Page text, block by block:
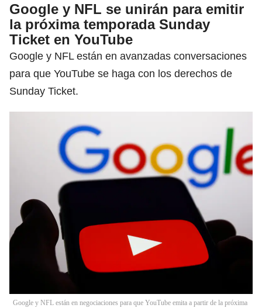
Google y NFL se unirán para emitir
la próxima temporada Sunday
Ticket en YouTube
Google y NFL están en avanzadas conversaciones
para que YouTube se haga con los derechos de
Sunday Ticket.
Google y NFL están en negociaciones para que YouTube emita a partir de la próxima